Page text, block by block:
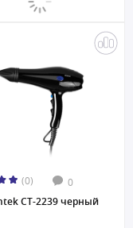
(0) 0
CT-2239 черный